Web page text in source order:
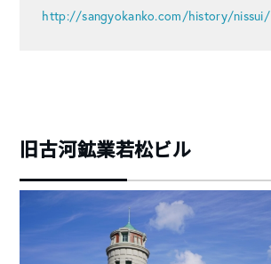
http://sangyokanko.com/history/nissui/
旧古河鉱業若松ビル